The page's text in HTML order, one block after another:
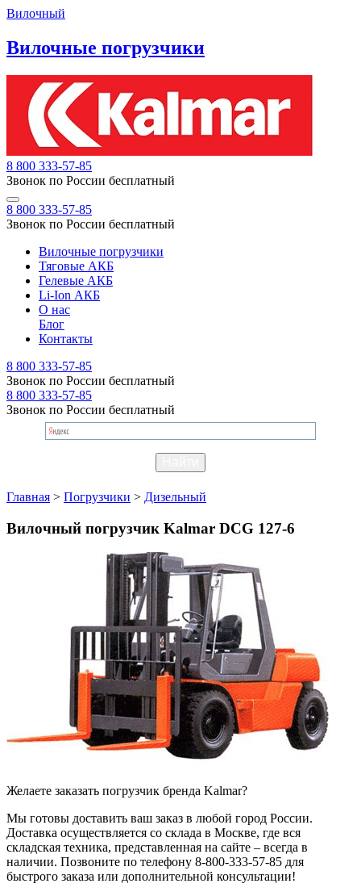
Вилочный
Вилочные погрузчики
8 800 333-57-85
Звонок по России бесплатный
8 800 333-57-85
Звонок по России бесплатный
Вилочные погрузчики
Тяговые АКБ
Гелевые АКБ
Li-Ion АКБ
О нас
Блог
Контакты
8 800 333-57-85
Звонок по России бесплатный
8 800 333-57-85
Звонок по России бесплатный
Главная > Погрузчики > Дизельный
Вилочный погрузчик Kalmar DCG 127-6
Желаете заказать погрузчик бренда Kalmar?
Мы готовы доставить ваш заказ в любой город России.
Доставка осуществляется со склада в Москве, где вся
складская техника, представленная на сайте – всегда в
наличии. Позвоните по телефону 8-800-333-57-85 для
быстрого заказа или дополнительной консультации!